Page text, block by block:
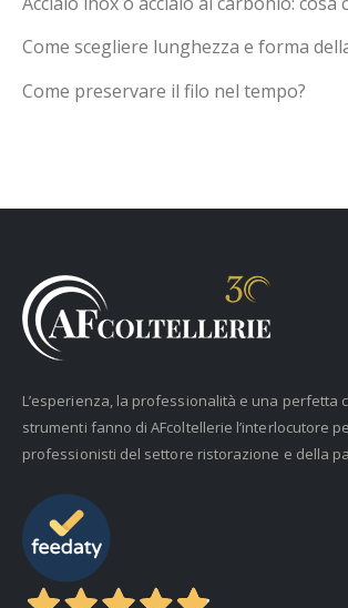
Come scegliere lunghezza e forma
Come preservare il filo nel tempo?
L’esperienza, la professionalità e una perfetta
strumenti fanno di AFcoltellerie l’interlocutore
professionisti del settore ristorazione e della